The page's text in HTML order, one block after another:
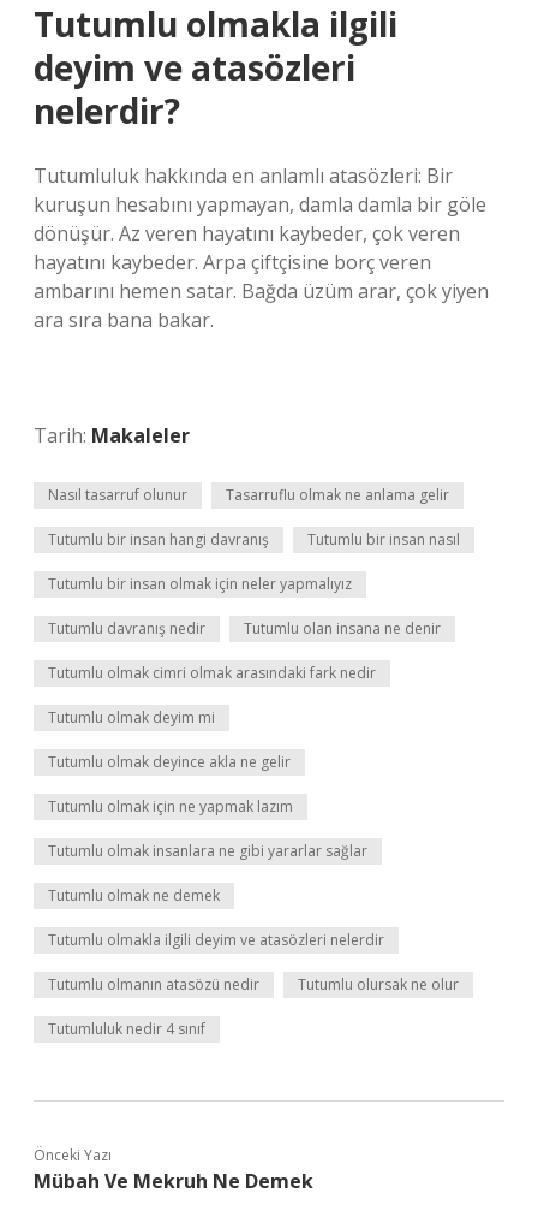
Tutumlu olmakla ilgili
deyim ve atasözleri
nelerdir?
Tutumluluk hakkında en anlamlı atasözleri: Bir
kuruşun hesabını yapmayan, damla damla bir göle
dönüşür. Az veren hayatını kaybeder, çok veren
hayatını kaybeder. Arpa çiftçisine borç veren
ambarını hemen satar. Bağda üzüm arar, çok yiyen
ara sıra bana bakar.
Tarih: Makaleler
Nasıl tasarruf olunur Tasarruflu olmak ne anlama gelir
Tutumlu bir insan hangi davranış Tutumlu bir insan nasıl
Tutumlu bir insan olmak için neler yapmalıyız
Tutumlu davranış nedir Tutumlu olan insana ne denir
Tutumlu olmak cimri olmak arasındaki fark nedir
Tutumlu olmak deyim mi
Tutumlu olmak deyince akla ne gelir
Tutumlu olmak için ne yapmak lazım
Tutumlu olmak insanlara ne gibi yararlar sağlar
Tutumlu olmak ne demek
Tutumlu olmakla ilgili deyim ve atasözleri nelerdir
Tutumlu olmanın atasözü nedir Tutumlu olursak ne olur
Tutumluluk nedir 4 sınıf
Önceki Yazı
Mübah Ve Mekruh Ne Demek